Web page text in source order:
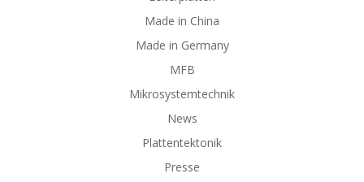
Made in China
Made in Germany
MFB
Mikrosystemtechnik
News
Plattentektonik
Presse